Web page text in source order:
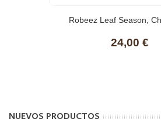
Robeez Leaf Season,
24,00 €
NUEVOS PRODUCTOS